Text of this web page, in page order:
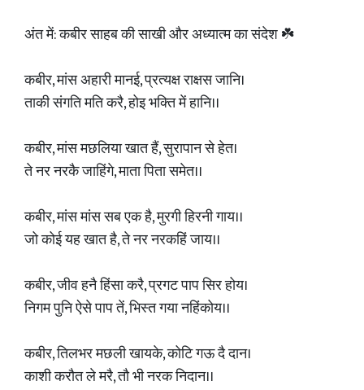
अंत में: कबीर साहब की साखी और अध्यात्म का संदेश ☘️
कबीर, मांस अहारी मानई, प्रत्यक्ष राक्षस जानि।
ताकी संगति मति करै, होइ भक्ति में हानि।।
कबीर, मांस मछलिया खात हैं, सुरापान से हेत।
ते नर नरकै जाहिंगे, माता पिता समेत।।
कबीर, मांस मांस सब एक है, मुरगी हिरनी गाय।।
जो कोई यह खात है, ते नर नरकहिं जाय।।
कबीर, जीव हनै हिंसा करै, प्रगट पाप सिर होय।
निगम पुनि ऐसे पाप तें, भिस्त गया नहिंकोय।।
कबीर, तिलभर मछली खायके, कोटि गऊ दै दान।
काशी करौत ले मरै, तौ भी नरक निदान।।